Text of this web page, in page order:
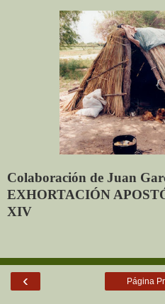
Colaboración de Juan
EXHORTACIÓN
XIV
‹ Página